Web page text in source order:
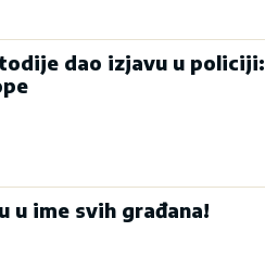
dao izjavu u policiji:
u ime svih građana!